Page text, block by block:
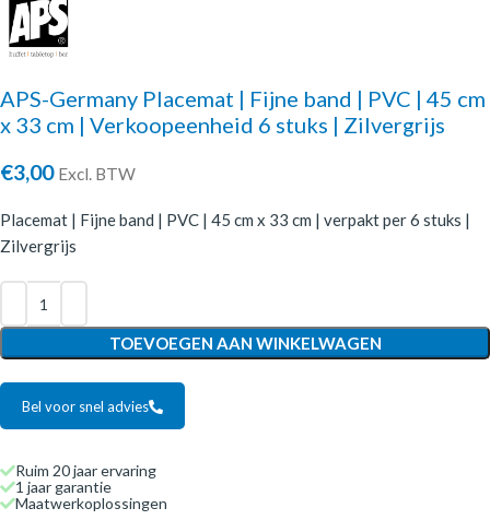
APS-Germany Placemat | Fijne band | PVC | 45 cm
x 33 cm | Verkoopeenheid 6 stuks | Zilvergrijs
€3,00 Excl. BTW
Placemat | Fijne band | PVC | 45 cm x 33 cm | verpakt per 6 stuks |
Zilvergrijs
TOEVOEGEN AAN WINKELWAGEN
Bel voor snel advies
Ruim 20 jaar ervaring
1 jaar garantie
Maatwerkoplossingen